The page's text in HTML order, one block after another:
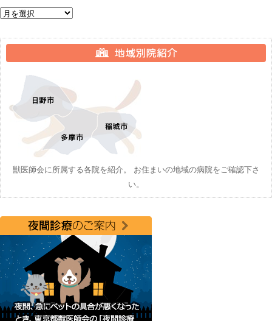
月別アーカイブ
獣医師会に所属する各院を紹介。 お住まいの地域の病院をご確認下さ
い。